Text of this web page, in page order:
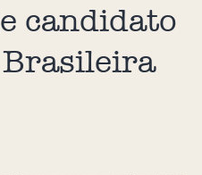
candidato
Brasileira